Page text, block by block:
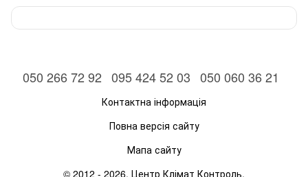
050 266 72 92 095 424 52 03 050 060 36 21
Контактна інформація
Повна версія сайту
Мапа сайту
© 2012 - 2026, Центр Клімат Контроль.